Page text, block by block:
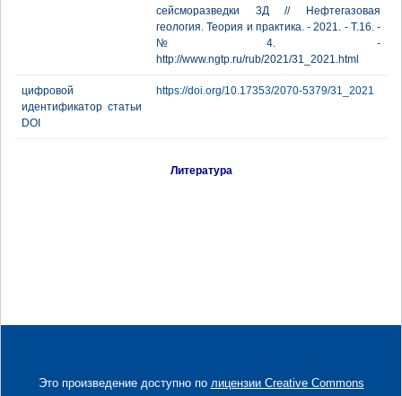
сейсморазведки 3Д // Нефтегазовая
геология. Теория и практика. - 2021. - Т.16. -
№4. -
http://www.ngtp.ru/rub/2021/31_2021.html
цифровой
идентификатор статьи
DOI
https://doi.org/10.17353/2070-5379/31_2021
Литература
Это произведение доступно по лицензии Creative Commons